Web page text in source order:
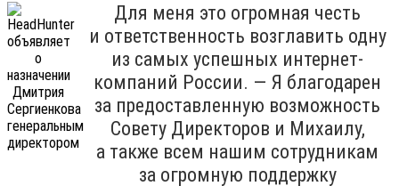
Для меня это огромная честь
и ответственность возглавить одну
из самых успешных интернет-
компаний России. — Я благодарен
за предоставленную возможность
Совету Директоров и Михаилу,
а также всем нашим сотрудникам
за огромную поддержку